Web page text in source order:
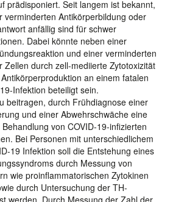
prädisponiert. Seit langem ist bekannt,
verminderten Antikörperbildung oder
anfällig sind für schwer
Dabei könnte neben einer
und einer verminderten
Zellen durch zell-mediierte Zytotoxizität
an einem fatalen
Infektion beteiligt sein.
beitragen, durch Frühdiagnose einer
und einer Abwehrschwäche eine
von COVID-19-infizierten
Bei Personen mit unterschiedlichem
19 Infektion soll die Entstehung eines
durch Messung von
wie proinflammatorischen Zytokinen
durch Untersuchung der TH-
werden. Durch Messung der Zahl der